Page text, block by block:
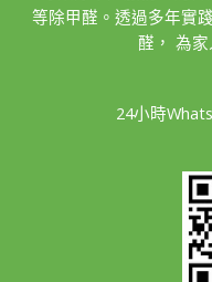
等除甲醛。透過多年實
醛， 為
24小時